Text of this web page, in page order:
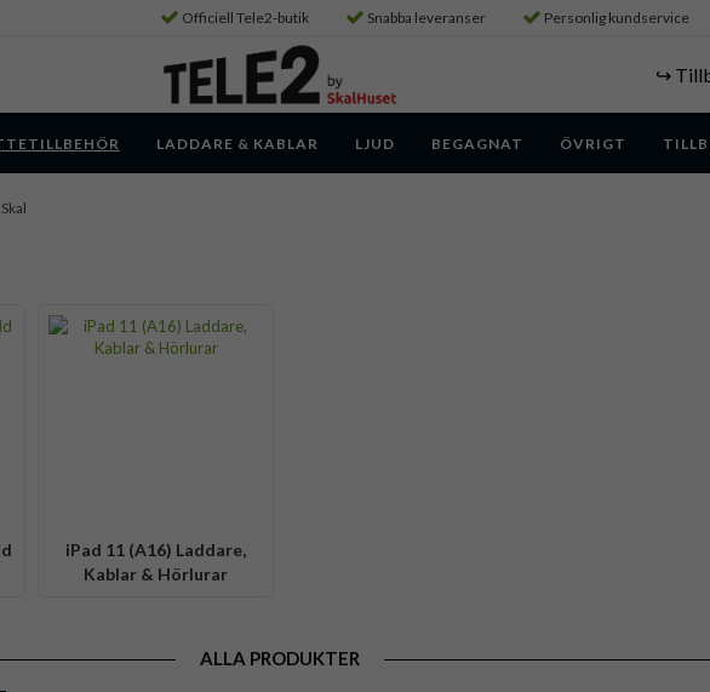
Officiell Tele2-butik Snabba leveranser Personlig kundservice
↪️
LADDARE & KABLAR LJUD BEGAGNAT ÖVRIGT
iPad 11 (A16) Laddare,
Kablar & Hörlurar
ALLA PRODUKTER